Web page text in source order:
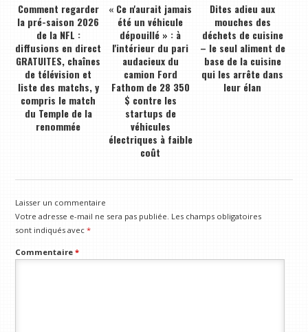
Comment regarder
la pré-saison 2026
de la NFL :
diffusions en direct
GRATUITES, chaînes
de télévision et
liste des matchs, y
compris le match
du Temple de la
renommée
« Ce n'aurait jamais
été un véhicule
dépouillé » : à
l'intérieur du pari
audacieux du
camion Ford
Fathom de 28 350
$ contre les
startups de
véhicules
électriques à faible
coût
Dites adieu aux
mouches des
déchets de cuisine
– le seul aliment de
base de la cuisine
qui les arrête dans
leur élan
Laisser un commentaire
Votre adresse e-mail ne sera pas publiée. Les champs obligatoires
sont indiqués avec*
Commentaire*